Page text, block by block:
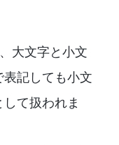
大文字と小文
記しても小文
て扱われま